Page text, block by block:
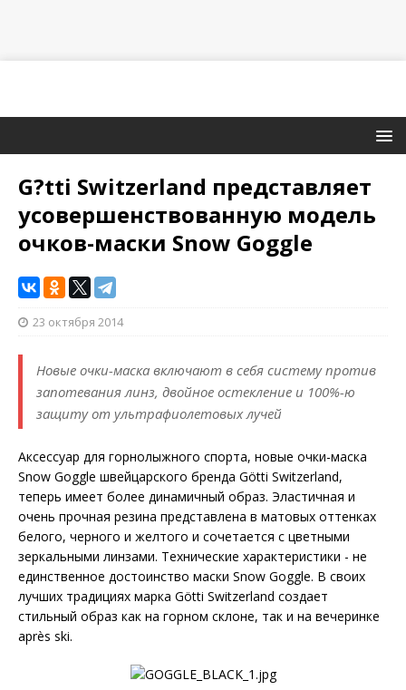
G?tti Switzerland представляет
усовершенствованную модель
очков-маски Snow Goggle
23 октября 2014
Новые очки-маска включают в себя систему против
запотевания линз, двойное остекление и 100%-ю
защиту от ультрафиолетовых лучей
Аксессуар для горнолыжного спорта, новые очки-маска
Snow Goggle швейцарского бренда Götti Switzerland,
теперь имеет более динамичный образ. Эластичная и
очень прочная резина представлена в матовых оттенках
белого, черного и желтого и сочетается с цветными
зеркальными линзами. Технические характеристики - не
единственное достоинство маски Snow Goggle. В своих
лучших традициях марка Götti Switzerland создает
стильный образ как на горном склоне, так и на вечеринке
аprès ski.